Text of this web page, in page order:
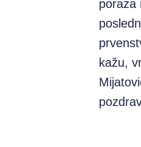
poraza
kažu,